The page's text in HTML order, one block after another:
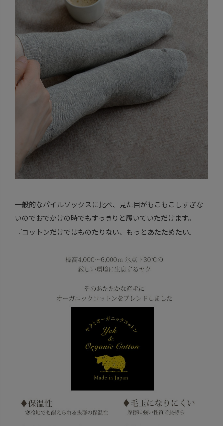
一般的なパイルソックスに比べ、見た目がもこもこしすぎな
いのでおでかけの時でもすっきりと履いていただけます。
『コットンだけではものたりない、もっとあたためたい』